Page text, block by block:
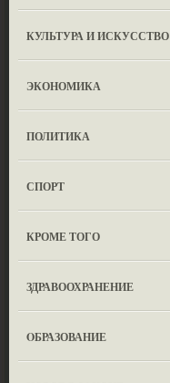
КУЛЬТУРА И ИСКУССТВО
ЭКОНОМИКА
ПОЛИТИКА
СПОРТ
КРОМЕ ТОГО
ЗДРАВООХРАНЕНИЕ
OБРАЗОВАНИЕ